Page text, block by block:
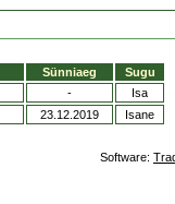
Sünniaeg
Sugu
-
Isa
23.12.2019 Isane
Software: